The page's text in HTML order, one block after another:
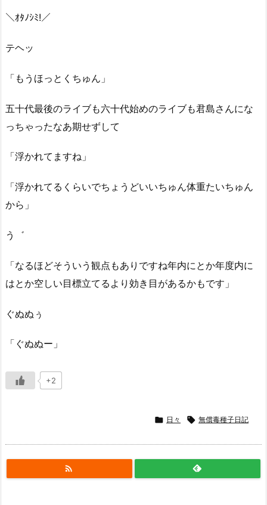
＼ｵﾀﾉｼﾐ!／
テヘッ
「もうほっとくちゅん」
五十代最後のライブも六十代始めのライブも君島さんにな
っちゃったなあ期せずして
「浮かれてますね」
「浮かれてるくらいでちょうどいいちゅん体重たいちゅん
から」
う゛
「なるほどそういう観点もありですね年内にとか年度内に
はとか空しい目標立てるより効き目があるかもです」
ぐぬぬぅ
「ぐぬぬー」
+2
 日々  無償毒種子日記
